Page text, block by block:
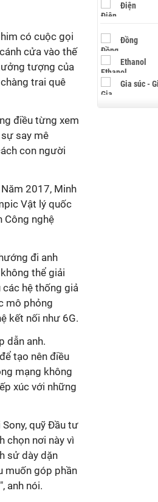
có cuộc gọi
cửa vào thế
tượng của
trai quê
điều từng xem
say mê
con người
2017, Minh
Vật lý quốc
Công nghệ
đi anh
thể giải
các hệ thống giả
mô phỏng
kết nối như 6G.
dẫn anh.
tạo nên điều
mạng không
xúc với những
quỹ Đầu tư
chọn nơi này vì
sử dày dặn
muốn góp phần
anh nói.
Điện
Đồng
Ethanol
Gia súc -